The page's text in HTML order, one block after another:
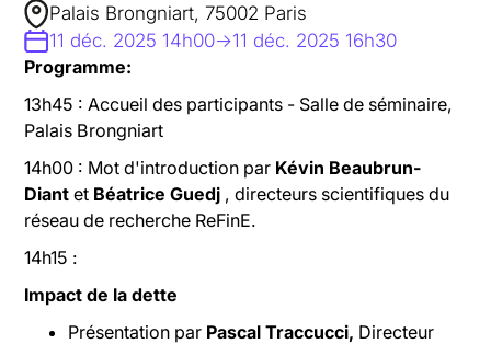
Palais Brongniart, 75002 Paris
11 déc. 2025 14h00->11 déc. 2025 16h30
Programme:
13h45 : Accueil des participants - Salle de séminaire,
Palais Brongniart
14h00 : Mot d'introduction par Kévin Beaubrun-
Diant et Béatrice Guedj , directeurs scientifiques du
réseau de recherche ReFinE.
14h15 :
Impact de la dette
Présentation par Pascal Traccucci, Directeur